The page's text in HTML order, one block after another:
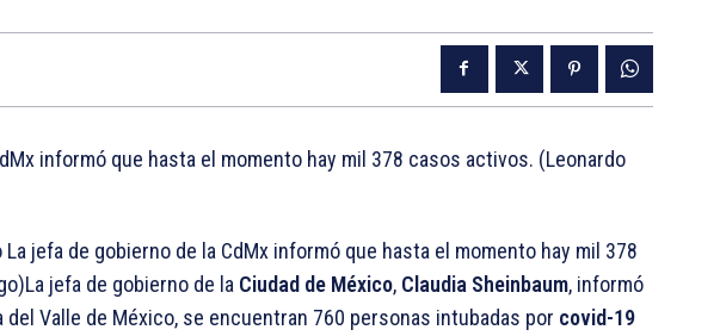
La jefa de gobierno de la CdMx informó que hasta el momento hay mil 378
La jefa de gobierno de la Ciudad de México, Claudia Sheinbaum, informó
del Valle de México, se encuentran 760 personas intubadas por covid-19